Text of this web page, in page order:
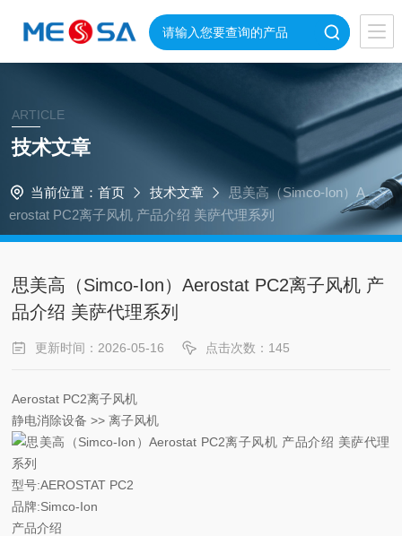
ARTICLE
技术文章
当前位置： 首页 技术文章
思美高（Simco-Ion）A
erostat PC2离子风机 产品介绍 美萨代理系列
思美高（Simco-Ion）Aerostat PC2离子风机 产
品介绍 美萨代理系列
更新时间：2026-05-16 点击次数：145
Aerostat PC2离子风机
静电消除设备 >> 离子风机
型号:AEROSTAT PC2
品牌:Simco-Ion
产品介绍